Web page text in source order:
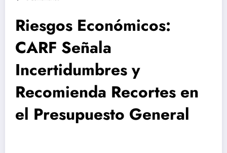
Riesgos Económicos:
CARF Señala
Incertidumbres y
Recomienda Recortes en
el Presupuesto General